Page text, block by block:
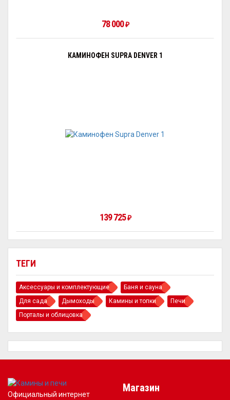
ТЕГИ
Аксессуары и комплектующие
Баня и сауна
Для сада
Дымоходы Камины и топки
Печи
Порталы и облицовка
78 000 ₽
КАМИНОФЕН SUPRA DENVER 1
139 725 ₽
Официальный интернет
Магазин